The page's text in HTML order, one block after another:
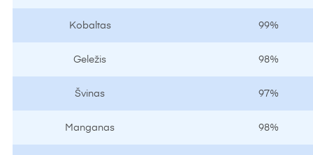
Kobaltas 99%
Geležis 98%
Švinas 97%
Manganas 98%